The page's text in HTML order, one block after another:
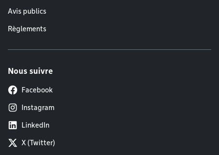
Avis publics
Règlements
Nous suivre
Facebook
Instagram
LinkedIn
X (Twitter)